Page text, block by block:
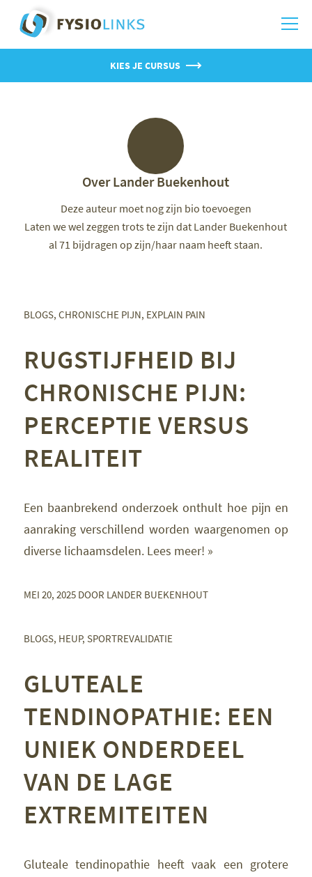
KIES JE CURSUS
OverLander Buekenhout
Deze auteur moet nog zijn bio toevoegen
Laten we wel zeggen trots te zijn dat Lander Buekenhout
al 71 bijdragen op zijn/haar naam heeft staan.
BLOGS, CHRONISCHE PIJN, EXPLAIN PAIN
RUGSTIJFHEID BIJ
CHRONISCHE PIJN:
PERCEPTIE VERSUS
REALITEIT
Een baanbrekend onderzoek onthult hoe pijn en
aanraking verschillend worden waargenomen op
diverse lichaamsdelen. Lees meer! »
MEI 20, 2025 DOOR LANDER BUEKENHOUT
BLOGS, HEUP, SPORTREVALIDATIE
GLUTEALE
TENDINOPATHIE: EEN
UNIEK ONDERDEEL
VAN DE LAGE
EXTREMITEITEN
Gluteale tendinopathie heeft vaak een grotere